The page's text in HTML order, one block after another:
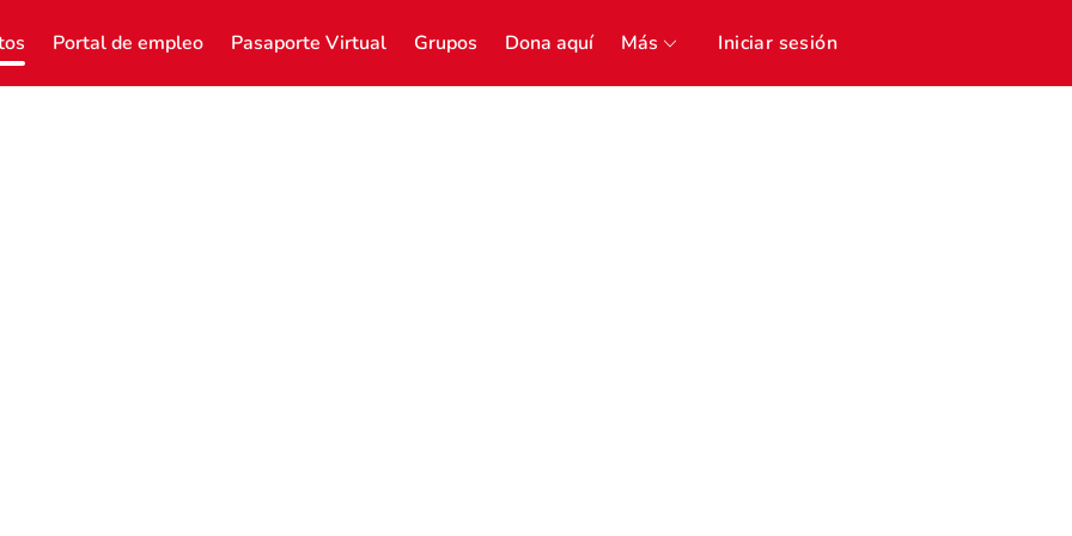
Portal de empleo Pasaporte Virtual Grupos Dona aquí Más Iniciar sesión